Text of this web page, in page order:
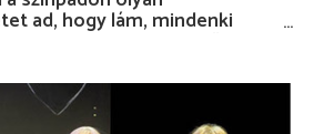
ad, hogy lám, mindenki
magammal…”